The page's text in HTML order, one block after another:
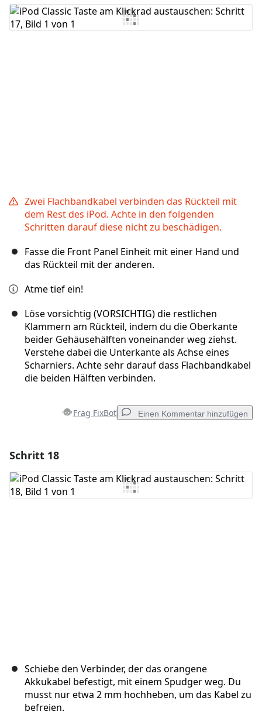
Kommentar hinzufügen
Zwei Flachbandkabel verbinden das Rückteil mit
dem Rest des iPod. Achte in den folgenden
Schritten darauf diese nicht zu beschädigen.
Fasse die Front Panel Einheit mit einer Hand und
das Rückteil mit der anderen.
Atme tief ein!
Löse vorsichtig (VORSICHTIG) die restlichen
Klammern am Rückteil, indem du die Oberkante
beider Gehäusehälften voneinander weg ziehst.
Verstehe dabei die Unterkante als Achse eines
Scharniers. Achte sehr darauf dass Flachbandkabel
die beiden Hälften verbinden.
Frag FixBot Einen Kommentar hinzufügen
Kommentar hinzufügen
Schritt 18
Schiebe den Verbinder, der das orangene
Akkukabel befestigt, mit einem Spudger weg. Du
musst nur etwa 2 mm hochheben, um das Kabel zu
befreien.